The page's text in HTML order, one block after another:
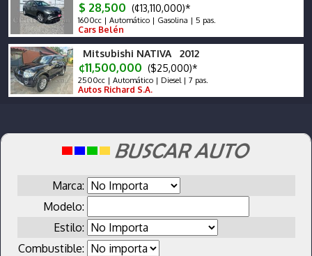
$ 28,500 (¢13,110,000)*
1600cc | Automático | Gasolina | 5 pas.
Cars Belén
Mitsubishi NATIVA 2012
¢11,500,000 ($25,000)*
2500cc | Automático | Diesel | 7 pas.
Autos Richard S.A.
Marca:
Modelo:
Estilo:
Combustible: